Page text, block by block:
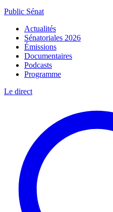
Public Sénat
Actualités
Sénatoriales 2026
Émissions
Documentaires
Podcasts
Programme
Le direct